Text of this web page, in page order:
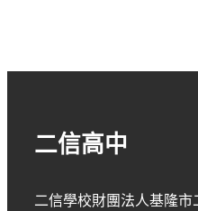
二信高中
二信學校財團法人基隆市